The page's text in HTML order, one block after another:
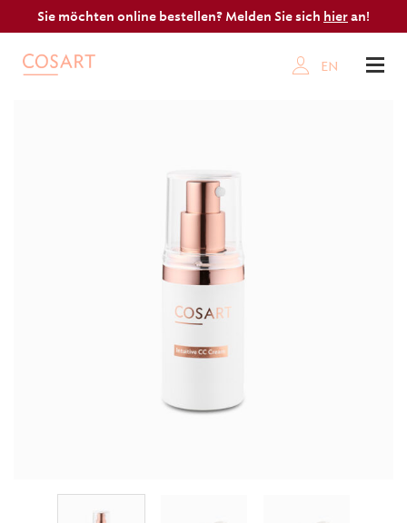
Sie möchten online bestellen? Melden Sie sich hieran!
EN